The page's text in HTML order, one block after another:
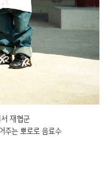
재협군
주는 뽀로로 음료수